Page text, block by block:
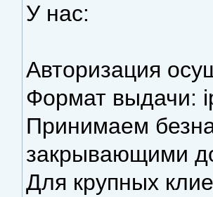
У нас:
Авторизация
Формат выдачи:
Принимаем
закрывающими
Для крупных